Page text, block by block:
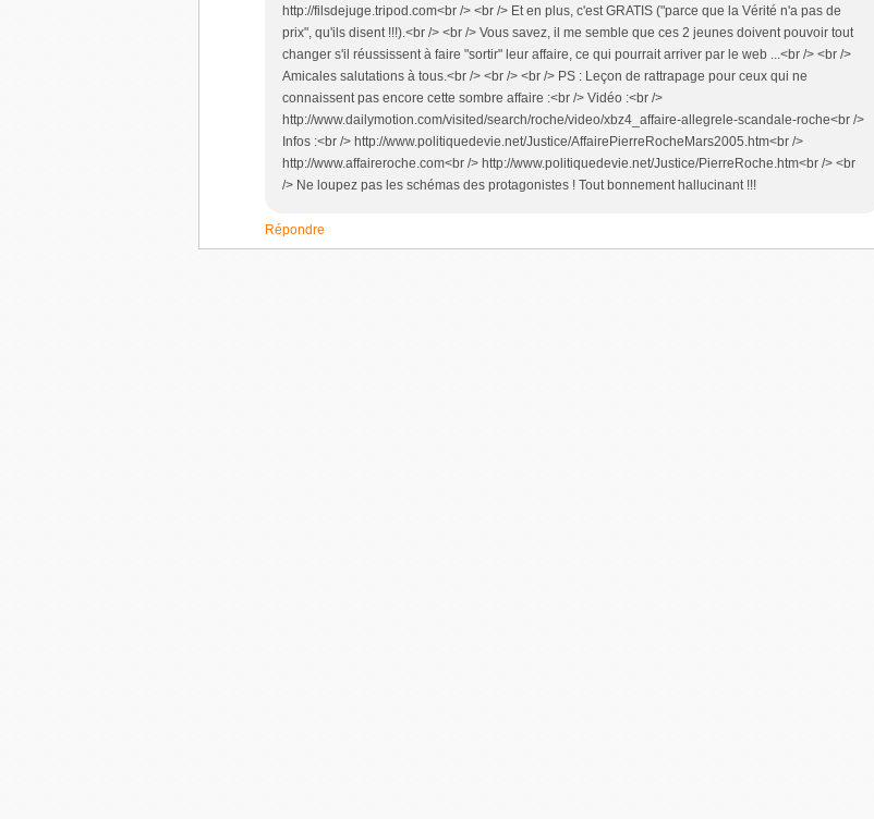
http://filsdejuge.tripod.com<br /> <br /> Et en plus, c'est GRATIS ("parce que la Vérité n'a pas de
prix", qu'ils disent !!!).<br /> <br /> Vous savez, il me semble que ces 2 jeunes doivent pouvoir tout
changer s'il réussissent à faire "sortir" leur affaire, ce qui pourrait arriver par le web ...<br /> <br />
Amicales salutations à tous.<br /> <br /> <br /> PS : Leçon de rattrapage pour ceux qui ne
connaissent pas encore cette sombre affaire :<br /> Vidéo :<br />
http://www.dailymotion.com/visited/search/roche/video/xbz4_affaire-allegrele-scandale-roche<br />
Infos :<br /> http://www.politiquedevie.net/Justice/AffairePierreRocheMars2005.htm<br />
http://www.affaireroche.com<br /> http://www.politiquedevie.net/Justice/PierreRoche.htm<br /> <br
/> Ne loupez pas les schémas des protagonistes ! Tout bonnement hallucinant !!!
Répondre